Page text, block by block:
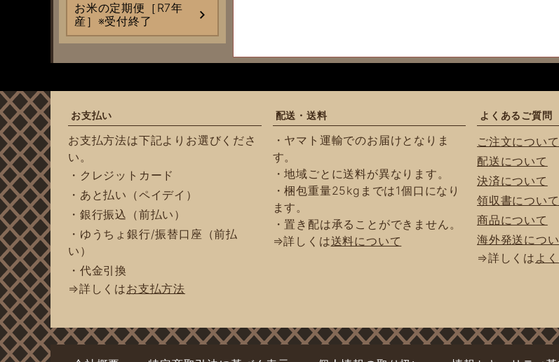
お米の定期便［R7年
産］※受付終了
お支払い
お支払方法は下記よりお選びくださ
い。
・クレジットカード
・あと払い（ペイデイ）
・銀行振込（前払い）
・ゆうちょ銀行/振替口座（前払
い）
・代金引換
⇒詳しくはお支払方法
配送・送料
・ヤマト運輸でのお届けとなりま
す。
・地域ごとに送料が異なります。
・梱包重量25kgまでは1個口になり
ます。
・置き配は承ることができません。
⇒詳しくは送料について
よくあるご質問
ご注文について
配送について
決済について
領収書について
商品について
海外発送につ
⇒詳しくは よ